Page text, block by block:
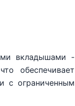
вкладышами -
обеспечивает
с ограниченным